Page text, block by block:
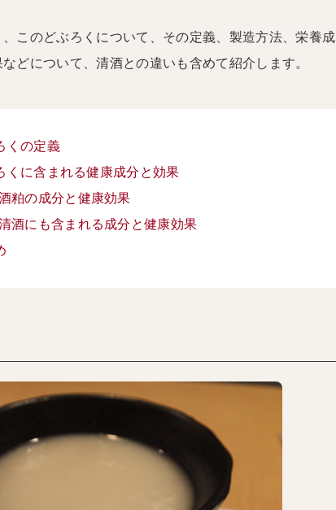
このどぶろくについて、その定義、製造方法、栄養成
どについて、清酒との違いも含めて紹介します。
くの定義
くに含まれる健康成分と効果
粕の成分と健康効果
酒にも含まれる成分と健康効果